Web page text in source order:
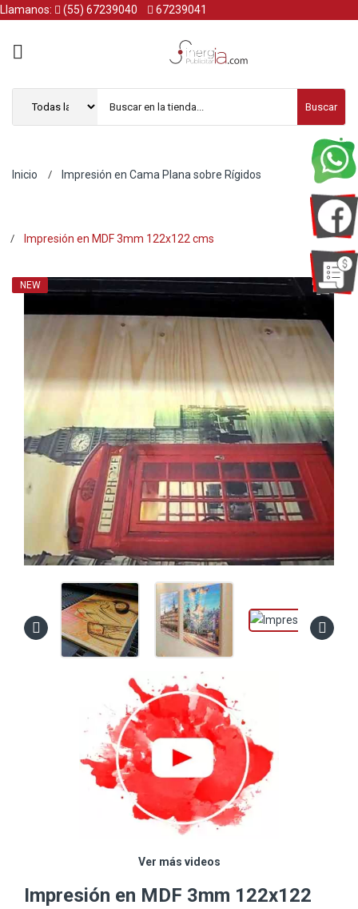
Llamanos: (55) 67239040 67239041
Buscar
Inicio Impresión en Cama Plana sobre Rígidos
Impresión en MDF 3mm 122x122 cms
NEW
Ver más videos
Impresión en MDF 3mm 122x122